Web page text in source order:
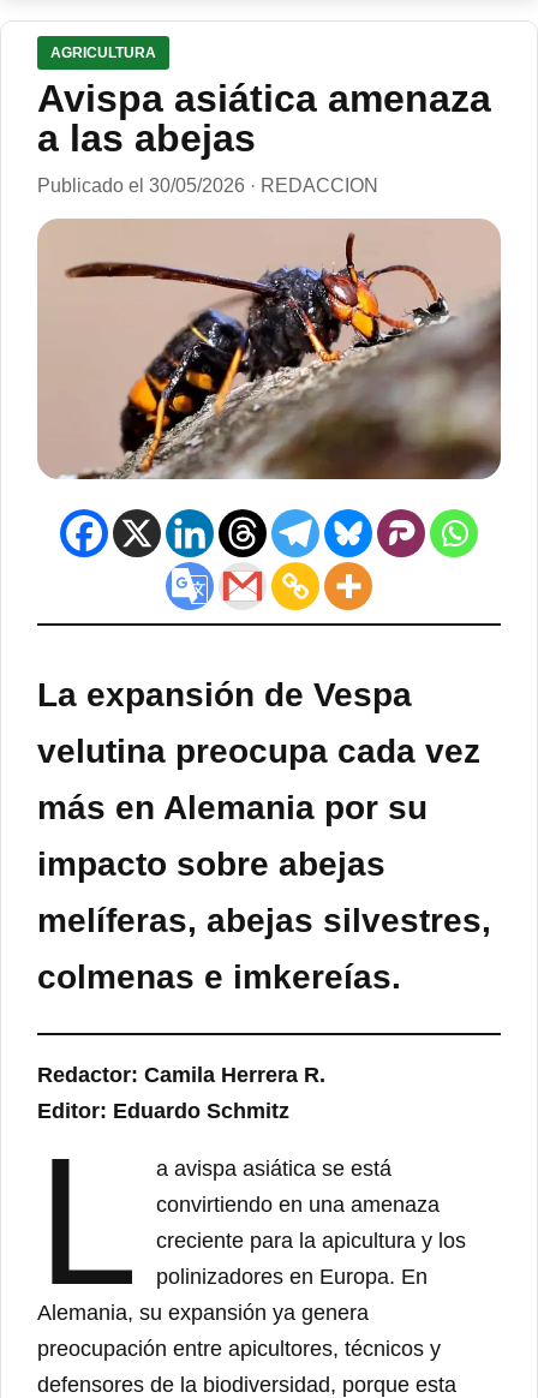
AGRICULTURA
Avispa asiática amenaza
a las abejas
Publicado el 30/05/2026 · REDACCION
La expansión de Vespa
velutina preocupa cada vez
más en Alemania por su
impacto sobre abejas
melíferas, abejas silvestres,
colmenas e imkereías.
Redactor: Camila Herrera R.
Editor: Eduardo Schmitz
L
a avispa asiática se está
convirtiendo en una amenaza
creciente para la apicultura y los
polinizadores en Europa. En
Alemania, su expansión ya genera
preocupación entre apicultores, técnicos y
defensores de la biodiversidad, porque esta